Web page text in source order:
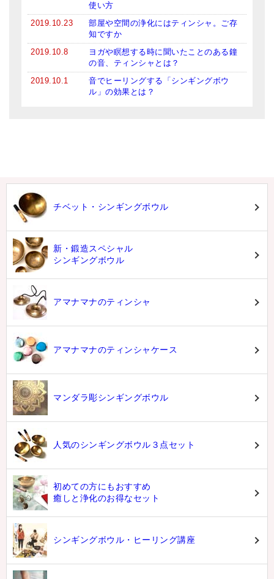
使い方
2019.10.23
部屋や空間の浄化にはティンシャ。ご存
知ですか
2019.10.8
ヨガや瞑想する時に聞いたことのある鐘
の音、ティンシャとは？
2019.10.1
音でヒーリングする「シンギングボウ
ル」の効果とは？
チベット・シンギングボウル
新・鍛造スペシャル
シンギングボウル
アマナマナのティンシャ
アマナマナのティンシャケース
マンダラ彫シンギングボウル
人気のシンギングボウル３点セット
初めての方にもおすすめ
癒しと浄化のお得なセット
シンギングボウル・ヒーリング講座